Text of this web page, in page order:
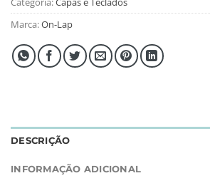
Marca:On-Lap
DESCRIÇÃO
INFORMAÇÃO ADICIONAL